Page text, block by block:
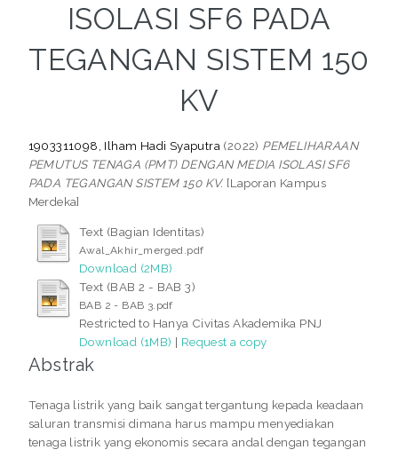
ISOLASI SF6 PADA
TEGANGAN SISTEM 150
KV
1903311098, Ilham Hadi Syaputra (2022) PEMELIHARAAN
PEMUTUS TENAGA (PMT) DENGAN MEDIA ISOLASI SF6
PADA TEGANGAN SISTEM 150 KV. [Laporan Kampus
Merdeka]
Text (Bagian Identitas)
Awal_Akhir_merged.pdf
Download (2MB)
Text (BAB 2 - BAB 3)
BAB 2 - BAB 3.pdf
Restricted to Hanya Civitas Akademika PNJ
Download (1MB) | Request a copy
Abstrak
Tenaga listrik yang baik sangat tergantung kepada keadaan
saluran transmisi dimana harus mampu menyediakan
tenaga listrik yang ekonomis secara andal dengan tegangan